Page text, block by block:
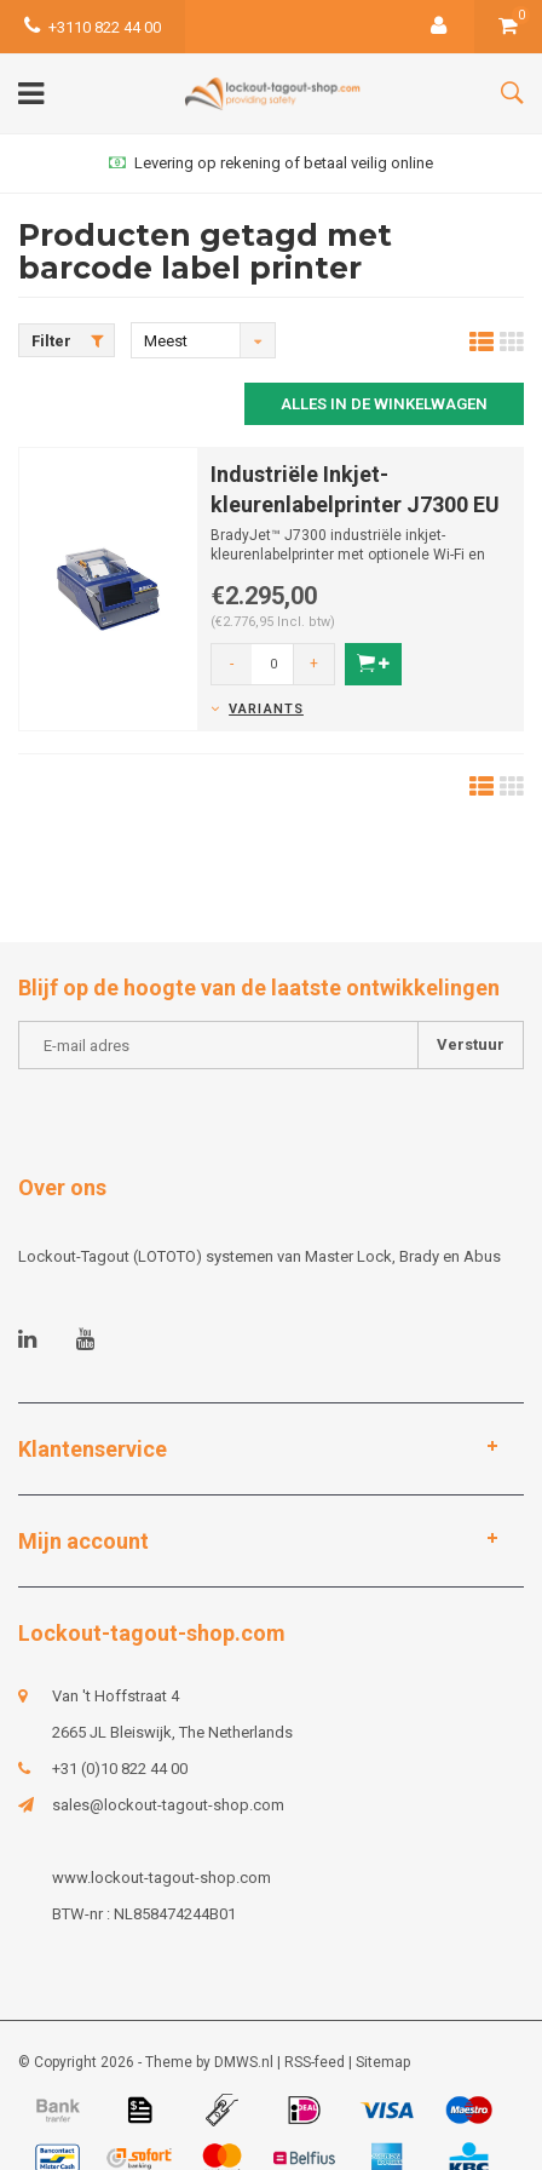
+3110 822 44 00
0
Levering op rekening of betaal veilig online
Producten getagd met
barcode label printer
Filter
Meest
ALLES IN DE WINKELWAGEN
Industriële Inkjet-
kleurenlabelprinter J7300 EU
BradyJet™ J7300 industriële inkjet-
kleurenlabelprinter met optionele Wi-Fi en
€2.295,00
(€2.776,95 Incl. btw)
- +
VARIANTS
Blijf op de hoogte van de laatste ontwikkelingen
Verstuur
Over ons
Lockout-Tagout (LOTOTO) systemen van Master Lock, Brady en Abus
Klantenservice
Mijn account
Lockout-tagout-shop.com
Van 't Hoffstraat 4
2665 JL Bleiswijk, The Netherlands
+31 (0)10 822 44 00
sales@lockout-tagout-shop.com
www.lockout-tagout-shop.com
BTW-nr : NL858474244B01
© Copyright 2026 - Theme by DMWS.nl RSS-feed Sitemap